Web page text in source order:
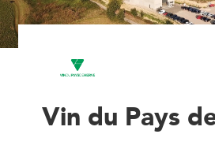
Vin du Pays